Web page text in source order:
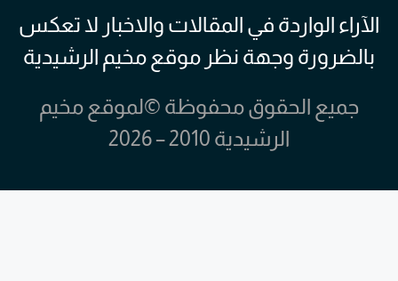
الآراء الواردة في المقالات والاخبار لا تعكس
بالضرورة وجهة نظر موقع مخيم الرشيدية
جميع الحقوق محفوظة ©لموقع مخيم
الرشيدية 2010 – 2026